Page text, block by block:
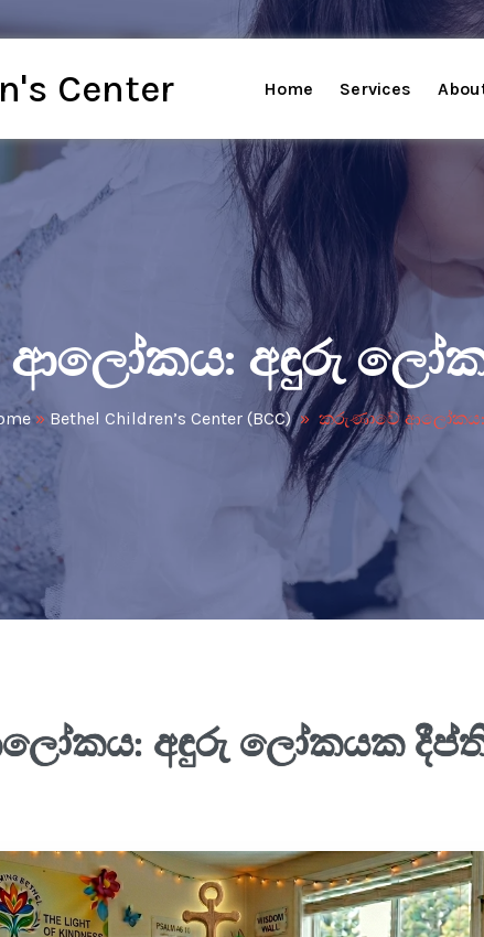
Center Home Services
අඳුරු
» Bethel Children’s Center (BCC) » කරුණාවේ ආලෝකය:
අඳුරු ලෝකයක